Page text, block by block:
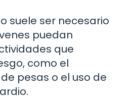
suele ser necesario
puedan
que
como el
pesas o el uso de